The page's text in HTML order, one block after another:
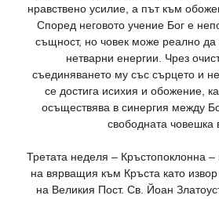
нравствено усилие, а път към
Според неговото учение Бог е
същност, но човек може реално да
нетварни енергии. Чрез
съединяването му със сърцето и
се достига исихия и обожение,
осъществява в синергия между
свободната човешка
Третата неделя – Кръстопоклонна
на вярващия към Кръста като
на Великия Пост. Св. Йоан